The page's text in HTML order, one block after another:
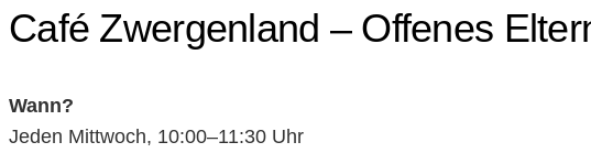
Café Zwergenland – Offenes
Wann?
Jeden Mittwoch, 10:00–11:30 Uhr